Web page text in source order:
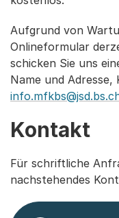
Aufgrund von
Onlineformular
schicken Sie uns
Name und Adresse,
Kontakt
Für schriftliche
nachstehendes